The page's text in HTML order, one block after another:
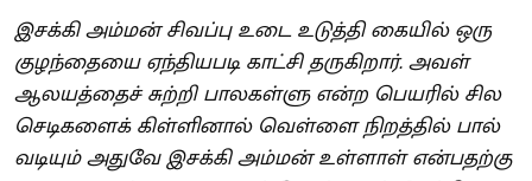
இசக்கி அம்மன் சிவப்பு உடை உடுத்தி கையில் ஒரு
குழந்தையை ஏந்தியபடி காட்சி தருகிறார். அவள்
ஆலயத்தைச் சுற்றி பாலகள்ளு என்ற பெயரில் சில
செடிகளைக் கிள்ளினால் வெள்ளை நிறத்தில் பால்
வடியும்‌ அதுவே இசக்கி அம்மன் உள்ளாள் என்பதற்கு